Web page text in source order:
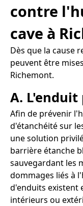
contre
cave à
Dès que la cause
peuvent être
Richemont.
A.
Afin de prévenir
d'étanchéité sur
une solution
barrière étanche
sauvegardant les
dommages liés à
d'enduits existent
intérieurs ou